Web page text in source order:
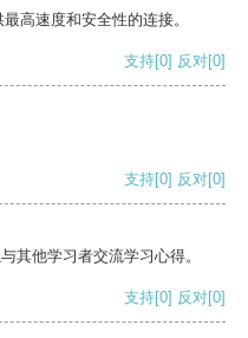
高速度和安全性的连接。
支持[0] 反对[0]
支持[0] 反对[0]
其他学习者交流学习心得。
支持[0] 反对[0]